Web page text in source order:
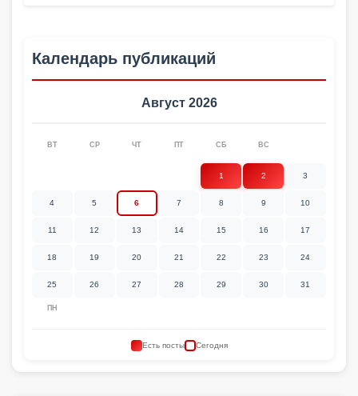
Календарь публикаций
Август 2026
ПН
ВТ СР ЧТ ПТ СБ ВС
1 2 3
4 5 6 7 8 9 10
11 12 13 14 15 16 17
18 19 20 21 22 23 24
25 26 27 28 29 30 31
Есть посты Сегодня